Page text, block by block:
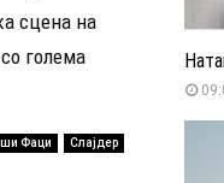
сцена на
голема
Фаци
Слајдер